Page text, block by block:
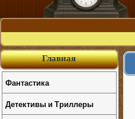
Главная
Фантастика
Детективы и Триллеры